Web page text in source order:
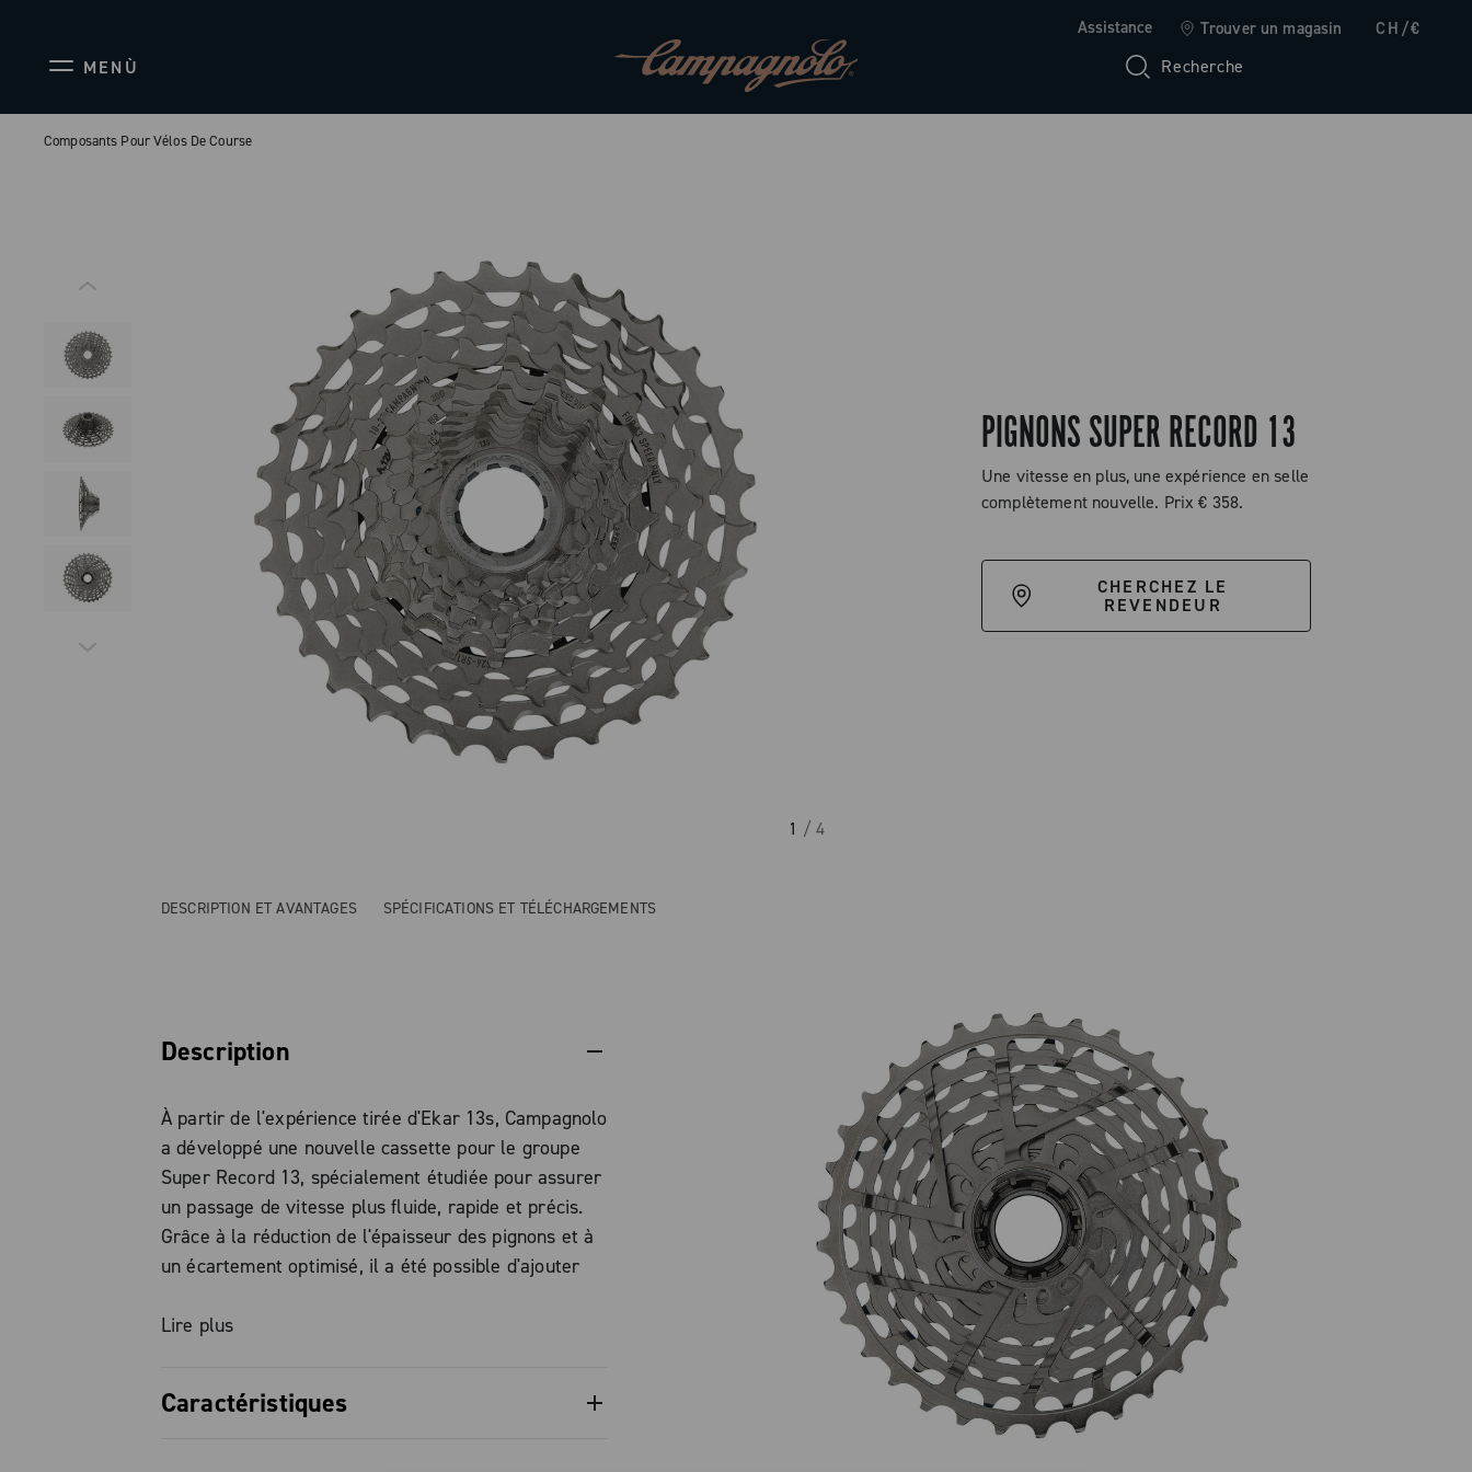
Assistance Trouver un magasin CH/€
MENÙ Recherche
Composants Pour Vélos De Course
1 / 4
PIGNONS SUPER RECORD 13
Une vitesse en plus, une expérience en selle
complètement nouvelle. Prix € 358.
CHERCHEZ LE
REVENDEUR
DESCRIPTION ET AVANTAGES SPÉCIFICATIONS ET TÉLÉCHARGEMENTS
Description
À partir de l'expérience tirée d'Ekar 13s, Campagnolo
a développé une nouvelle cassette pour le groupe
Super Record 13, spécialement étudiée pour assurer
un passage de vitesse plus fluide, rapide et précis.
Grâce à la réduction de l'épaisseur des pignons et à
un écartement optimisé, il a été possible d'ajouter
corps de roue libre : le type standard N3W est en
profilage des dents, combiné à la finition de surface
Lire plus
Caractéristiques